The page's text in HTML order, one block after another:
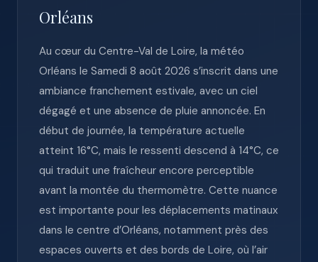
Orléans
Au cœur du Centre-Val de Loire, la météo
Orléans le Samedi 8 août 2026 s’inscrit dans une
ambiance franchement estivale, avec un ciel
dégagé et une absence de pluie annoncée. En
début de journée, la température actuelle
atteint 16°C, mais le ressenti descend à 14°C, ce
qui traduit une fraîcheur encore perceptible
avant la montée du thermomètre. Cette nuance
est importante pour les déplacements matinaux
dans le centre d’Orléans, notamment près des
espaces ouverts et des bords de Loire, où l’air